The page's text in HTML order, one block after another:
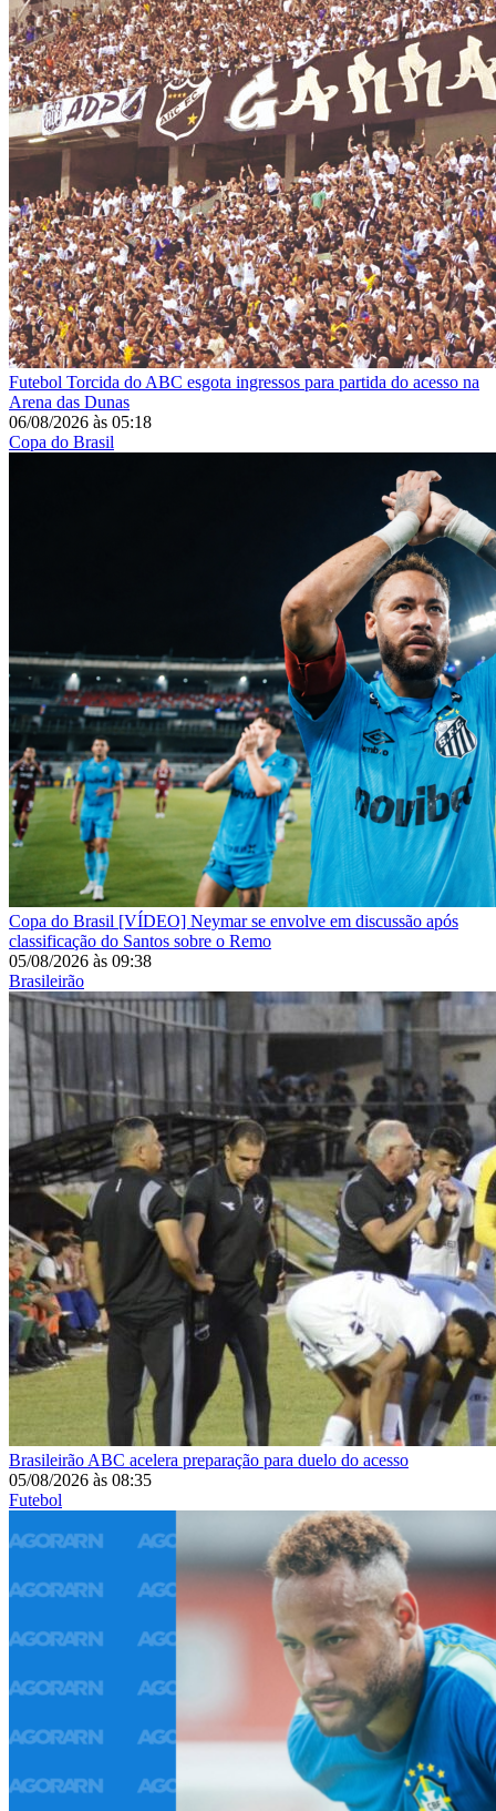
Futebol Torcida do ABC esgota ingressos para partida do acesso na
Arena das Dunas
06/08/2026 às 05:18
Copa do Brasil
Copa do Brasil [VÍDEO] Neymar se envolve em discussão após
classificação do Santos sobre o Remo
05/08/2026 às 09:38
Brasileirão
Brasileirão ABC acelera preparação para duelo do acesso
05/08/2026 às 08:35
Futebol